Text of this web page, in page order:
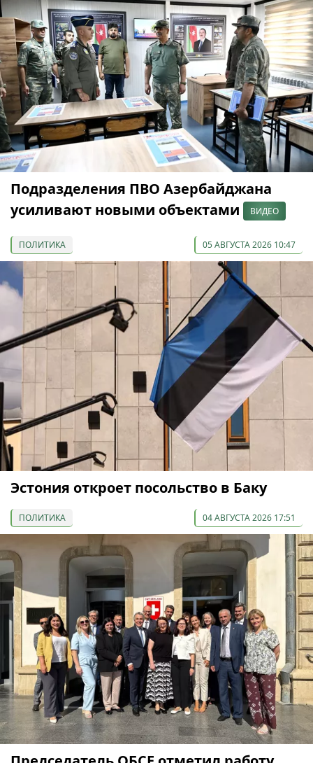
Подразделения ПВО Азербайджана
усиливают новыми объектами
ВИДЕО
ПОЛИТИКА 05 АВГУСТА 2026 10:47
Эстония откроет посольство в Баку
ПОЛИТИКА 04 АВГУСТА 2026 17:51